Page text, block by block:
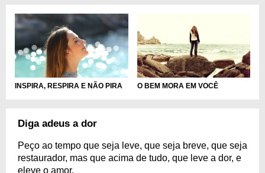
INSPIRA, RESPIRA E NÃO PIRA O BEM MORA EM VOCÊ
Diga adeus a dor
Peço ao tempo que seja leve, que seja breve, que seja
restaurador, mas que acima de tudo, que leve a dor, e
eleve o amor.